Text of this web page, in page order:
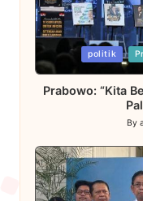
Posted
in
politik
Prabowo: “Kita
By